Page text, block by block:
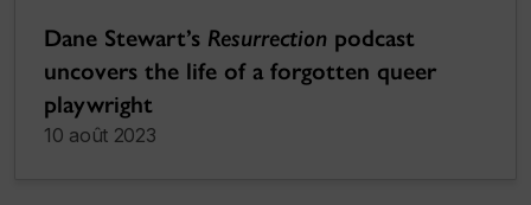
Dane Stewart’s Resurrection podcast
uncovers the life of a forgotten queer
playwright
10 août 2023